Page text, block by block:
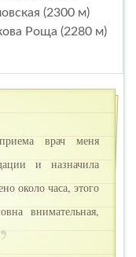
(2300 м)
Роща (2280 м)
врач меня
и назначила
около часа, этого
внимательная,